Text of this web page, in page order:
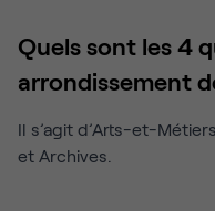
Quels sont les 4
arrondissement
Il s’agit d’Arts-et-
et Archives.